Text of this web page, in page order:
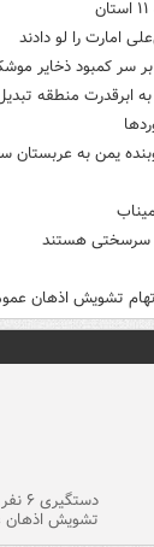
امارت را لو دادند
سر کمبود ذخایر
به ابرقدرت منطقه
یمن به عربستان
سرسختی هستند
تشویش اذهان